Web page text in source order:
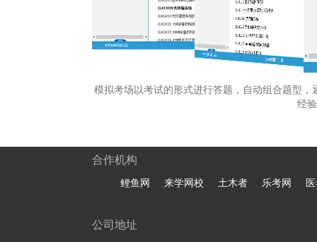
模拟考场以考试的形式进行答题，自动组合题型
经
合作机构
鲤鱼网 来学网校 土木者 乐考网
公司地址